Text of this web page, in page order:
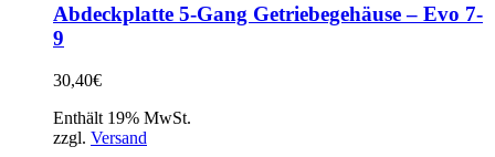
Abdeckplatte 5-Gang Getriebegehäuse – Evo 7-
9
30,40€
Enthält 19% MwSt.
zzgl. Versand